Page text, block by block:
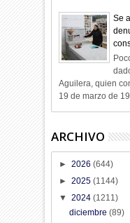
Se
Aguilera, quien
19 de marzo de
ARCHIVO
►2026(644)
►2025(1144)
▼2024(1211)
diciembre (89)